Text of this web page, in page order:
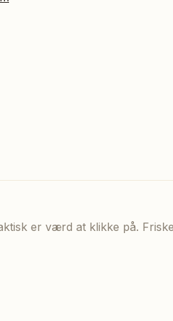
er værd at klikke på.